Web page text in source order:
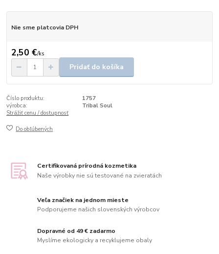
Nie sme platcovia DPH
2,50 €/ks
Pridať do košíka
Číslo produktu:
1757
výrobca:
Tribal Soul
Strážiť cenu / dostupnosť
Do obľúbených
Certifikovaná prírodná kozmetika
Naše výrobky nie sú testované na zvieratách
Veľa značiek na jednom mieste
Podporujeme našich slovenských výrobcov
Dopravné od 49 € zadarmo
Myslíme ekologicky a recyklujeme obaly